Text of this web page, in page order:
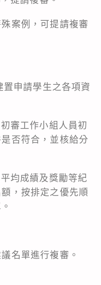
案例，可提請複審
申請學生之各項資
審工作小組人員初
否符合，並核給分
均成績及獎勵等紀
，按排定之優先順
名單進行複審。